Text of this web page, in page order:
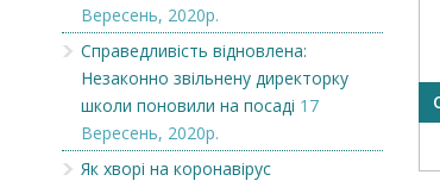
Вересень, 2020р.
Справедливість відновлена:
Незаконно звільнену директорку
школи поновили на посаді 17
Вересень, 2020р.
Як хворі на коронавірус
Оголошення